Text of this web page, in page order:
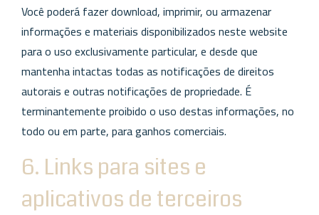
Você poderá fazer download, imprimir, ou armazenar
informações e materiais disponibilizados neste website
para o uso exclusivamente particular, e desde que
mantenha intactas todas as notificações de direitos
autorais e outras notificações de propriedade. É
terminantemente proibido o uso destas informações, no
todo ou em parte, para ganhos comerciais.
6. Links para sites e
aplicativos de terceiros